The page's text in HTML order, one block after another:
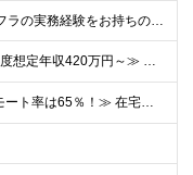
■システム開発やインフラの実務経験をお持ちの方（言語・工程・年数不問） ■学歴不問 ┗システムサポートや運用保守・テスターなど幅広い経験の方も歓迎します！ ┗独学や実務未経験者といった方からの応募も歓
≪前職給与保証｜初年度想定年収420万円～≫ 月給35万円以上＋決算賞与＋交通費 ※スキル・経験を考慮の上、優遇します ※上記月給には固定残業代月20時間分(4万5000円以上)を含みます。超過し
フルリモートOK！リモート率は65％！≫ 在宅勤務または東京・神奈川・埼玉・千葉のお客様先での勤務 ■本社 東京都港区芝2-22-15 STKビル 1F (変更の範囲)上記を除く当社関連勤務地